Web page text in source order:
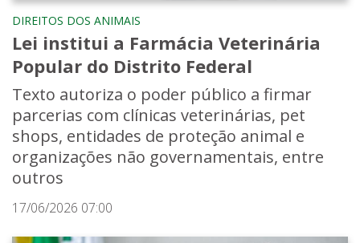
DIREITOS DOS ANIMAIS
Lei institui a Farmácia Veterinária
Popular do Distrito Federal
Texto autoriza o poder público a firmar
parcerias com clínicas veterinárias, pet
shops, entidades de proteção animal e
organizações não governamentais, entre
outros
17/06/2026 07:00